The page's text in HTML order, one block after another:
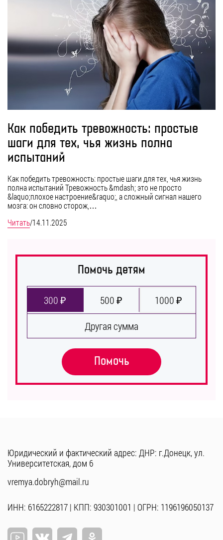
Как победить тревожность: простые
шаги для тех, чья жизнь полна
испытаний
Как победить тревожность: простые шаги для тех, чья жизнь
полна испытаний Тревожность &mdash; это не просто
&laquo;плохое настроение&raquo;, а сложный сигнал нашего
мозга: он словно сторож,…
Читать/14.11.2025
Помочь детям
300 ₽ 500 ₽
1000 ₽
Другая сумма
Помочь
Юридический и фактический адрес: ДНР: г.Донецк, ул.
Университетская, дом 6
vremya.dobryh@mail.ru
ИНН: 6165222817 | КПП: 930301001 | ОГРН: 1196196050137